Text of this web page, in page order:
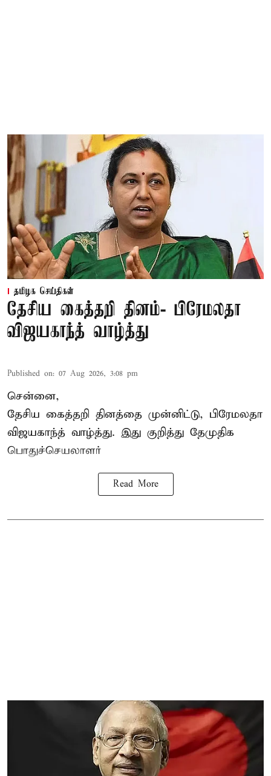
தமிழக செய்திகள்
தேசிய கைத்தறி தினம்- பிரேமலதா
விஜயகாந்த் வாழ்த்து
Published on: 07 Aug 2026, 3:08 pm
சென்னை,
தேசிய கைத்தறி தினத்தை முன்னிட்டு, பிரேமலதா
விஜயகாந்த் வாழ்த்து. இது குறித்து தேமுதிக
பொதுச்செயலாளர்
Read More